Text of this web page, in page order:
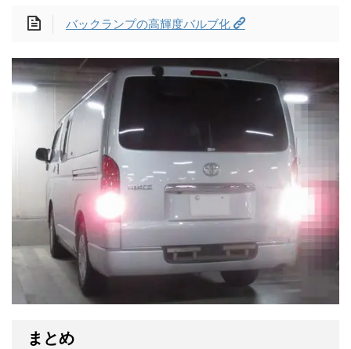
バックランプの高輝度バルブ化
まとめ